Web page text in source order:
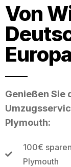
Von
Europa
Genießen Sie
Plymouth:
100€
Plymouth